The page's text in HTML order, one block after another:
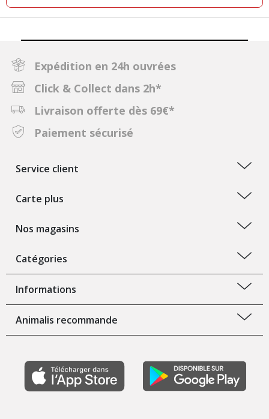
avis
Expédition en 24h ouvrées
Click & Collect dans 2h*
Livraison offerte dès 69€*
Paiement sécurisé
Service client
Carte plus
Nos magasins
Catégories
Informations
Animalis recommande